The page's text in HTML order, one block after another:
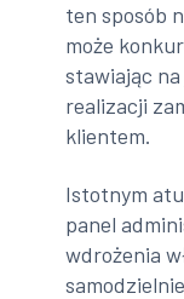
ten sposób
może
stawiając
realizacji
klientem.
Istotnym
panel
wdrożenia